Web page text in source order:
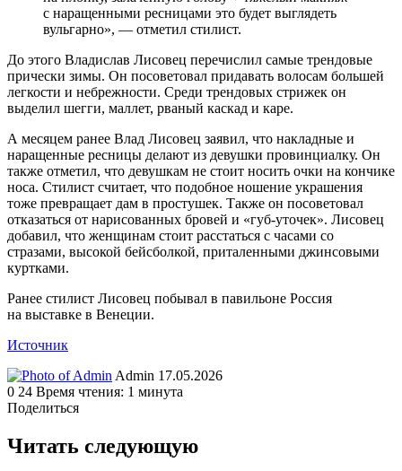
с наращенными ресницами это будет выглядеть
вульгарно», — отметил стилист.
До этого Владислав Лисовец перечислил самые трендовые
прически зимы. Он посоветовал придавать волосам большей
легкости и небрежности. Среди трендовых стрижек он
выделил шегги, маллет, рваный каскад и каре.
А месяцем ранее Влад Лисовец заявил, что накладные и
наращенные ресницы делают из девушки провинциалку. Он
также отметил, что девушкам не стоит носить очки на кончике
носа. Стилист считает, что подобное ношение украшения
тоже превращает дам в простушек. Также он посоветовал
отказаться от нарисованных бровей и «губ-уточек». Лисовец
добавил, что женщинам стоит расстаться с часами со
стразами, высокой бейсболкой, приталенными джинсовыми
куртками.
Ранее стилист Лисовец побывал в павильоне Россия
на выставке в Венеции.
Источник
Admin Send
an
17.05.2026
0 24 Время чтения: 1 минута
Поделиться
через
электронную
Читать следующую